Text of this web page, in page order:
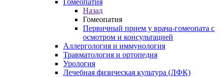
Гомеопатия
Назад
Гомеопатия
Первичный прием у врача-гомеопата с
осмотром и консультацией
Аллергология и иммунология
Травматология и ортопедия
Урология
Лечебная физическая культура (ЛФК)